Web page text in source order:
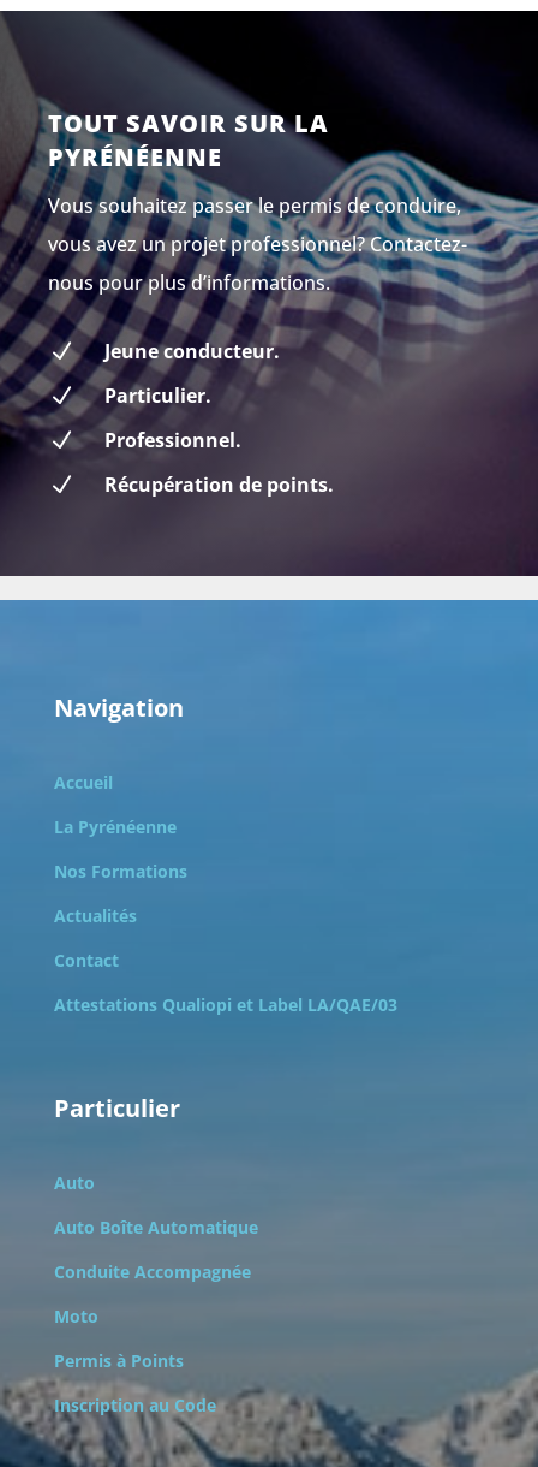
TOUT SAVOIR SUR LA
PYRÉNÉENNE
Vous souhaitez passer le permis de conduire,
vous avez un projet professionnel? Contactez-
nous pour plus d’informations.
N
Jeune conducteur.
N
Particulier.
N
Professionnel.
N
Récupération de points.
Navigation
Accueil
La Pyrénéenne
Nos Formations
Actualités
Contact
Attestations Qualiopi et Label LA/QAE/03
Particulier
Auto
Auto Boîte Automatique
Conduite Accompagnée
Moto
Permis à Points
Inscription au Code